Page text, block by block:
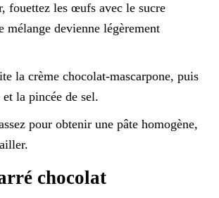
fouettez les œufs avec le sucre
mélange devienne légèrement
la crème chocolat-mascarpone, puis
la pincée de sel.
pour obtenir une pâte homogène,
chocolat